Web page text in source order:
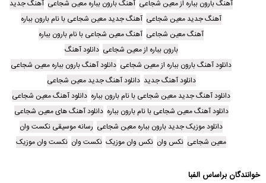
آهنگ بارون بباره از معین شجاعی آهنگ بارون بباره معین شجاعی آهنگ جدید
آهنگ جدید معین شجاعی آهنگ جدید معین شجاعی با نام بارون بباره
آهنگ معین شجاعی آهنگ معین شجاعی با نام بارون بباره
بارون بباره از معین شجاعی دانلود آهنگ
دانلود آهنگ بارون بباره از معین شجاعی دانلود آهنگ بارون بباره معین شجاعی
دانلود آهنگ جدید دانلود آهنگ جدید معین شجاعی
دانلود آهنگ جدید معین شجاعی با نام بارون بباره دانلود آهنگ معین شجاعی
دانلود آهنگ معین شجاعی با نام بارون بباره دانلود آهنگ های معین شجاعی
دانلود موزیک جدید بارون بباره معین شجاعی رسانه موسیقی نکست وان
معین شجاعی نکس وان نکس وان موزیک نکست وان نکست وان موزیک
خوانندگان براساس الفبا